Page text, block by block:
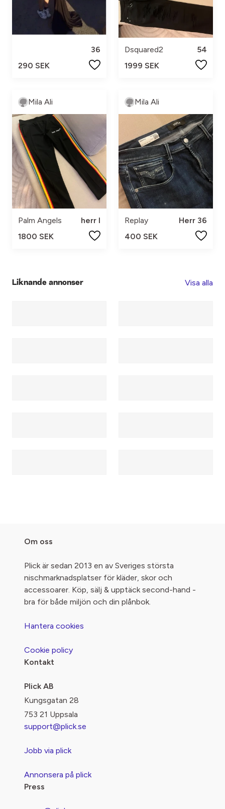
36
290 SEK
Dsquared2
54
1999 SEK
Mila Ali
Palm Angels
herr l
1800 SEK
Mila Ali
Replay
Herr 36
400 SEK
Liknande annonser Visa alla
Om oss
Plick är sedan 2013 en av Sveriges största
nischmarknadsplatser för kläder, skor och
accessoarer. Köp, sälj & upptäck second-hand -
bra för både miljön och din plånbok.
Hantera cookies
Cookie policy
Kontakt
Plick AB
Kungsgatan 28
753 21 Uppsala
support@plick.se
Jobb via plick
Annonsera på plick
Press